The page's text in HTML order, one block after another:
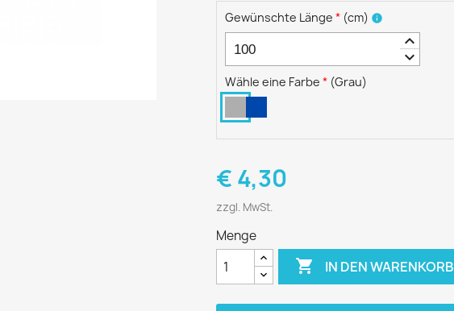
Gewünschte Länge * (cm) info
keyboard_arrow_up
keyboard_arrow_down
Wähle eine Farbe * (Grau)
€ 4,30
zzgl. MwSt.
Menge
 IN DEN WARENKORB